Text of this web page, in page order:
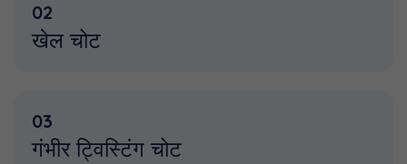
02
खेल चोट
03
गंभीर ट्विस्टिंग चोट